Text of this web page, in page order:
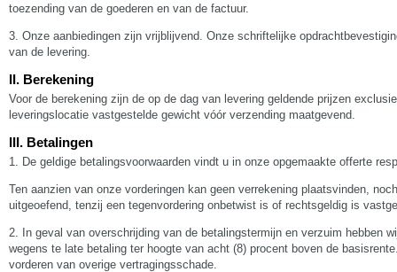
toezending van de goederen en van de factuur.
3. Onze aanbiedingen zijn vrijblijvend. Onze schriftelijke
van de levering.
II. Berekening
Voor de berekening zijn de op de dag van levering geldende prijzen
leveringslocatie vastgestelde gewicht vóór verzending maatgevend.
III. Betalingen
1. De geldige betalingsvoorwaarden vindt u in onze opgemaakte offerte
Ten aanzien van onze vorderingen kan geen verrekening plaatsvinden,
uitgeoefend, tenzij een tegenvordering onbetwist is of rechtsgeldig is
2. In geval van overschrijding van de betalingstermijn en verzuim hebben
wegens te late betaling ter hoogte van acht (8) procent boven de
vorderen van overige vertragingsschade.